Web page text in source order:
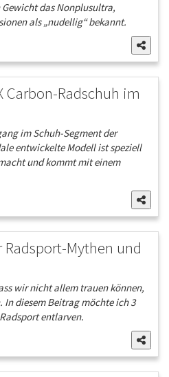
Gewicht das Nonplusultra,
als „nudellig“ bekannt.
Carbon-Radschuh im
im Schuh-Segment der
entwickelte Modell ist speziell
und kommt mit einem
Mythen und
wir nicht allem trauen können,
In diesem Beitrag möchte ich 3
entlarven.